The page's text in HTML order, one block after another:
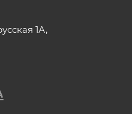
1А,